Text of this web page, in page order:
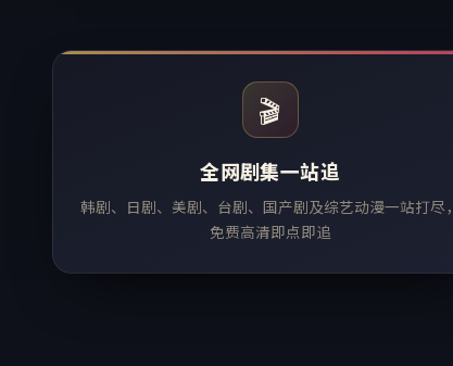
🎬
全网剧集一站追
韩剧、日剧、美剧、台剧、国产剧及综艺动漫一站打尽，
免费高清即点即追